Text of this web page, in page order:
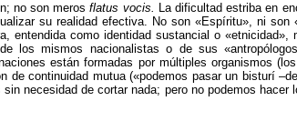
no son merosflatus vocis. La dificultad estriba en
su realidad efectiva. No son «Espíritu», ni son
entendida como identidad sustancial o «etnicidad»,
los mismos nacionalistas o de sus
están formadas por múltiples organismos
de continuidad mutua («podemos pasar un bisturí
necesidad de cortar nada; pero no podemos hacer